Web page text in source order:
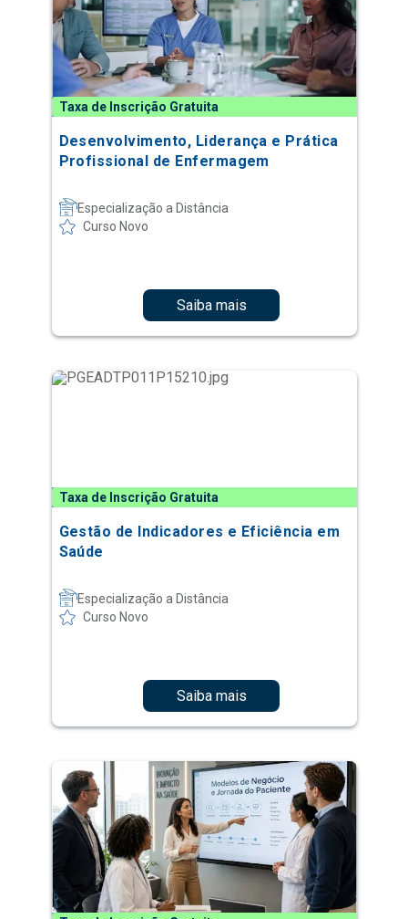
Taxa de Inscrição Gratuita
Desenvolvimento, Liderança e Prática
Profissional de Enfermagem
Especialização a Distância
Curso Novo
Saiba mais
Taxa de Inscrição Gratuita
Gestão de Indicadores e Eficiência em
Saúde
Especialização a Distância
Curso Novo
Saiba mais